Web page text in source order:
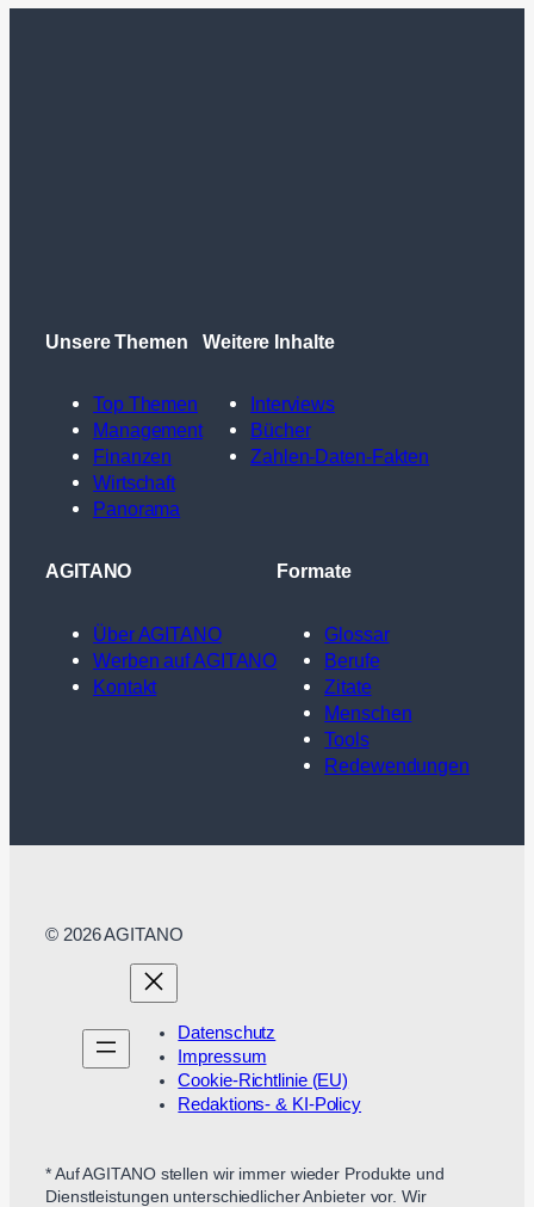
Unsere Themen
Top Themen
Management
Finanzen
Wirtschaft
Panorama
Weitere Inhalte
Interviews
Bücher
Zahlen-Daten-Fakten
AGITANO
Über AGITANO
Werben auf AGITANO
Kontakt
Formate
Glossar
Berufe
Zitate
Menschen
Tools
Redewendungen
© 2026 AGITANO
Datenschutz
Impressum
Cookie-Richtlinie (EU)
Redaktions- & KI-Policy
* Auf AGITANO stellen wir immer wieder Produkte und
Dienstleistungen unterschiedlicher Anbieter vor. Wir